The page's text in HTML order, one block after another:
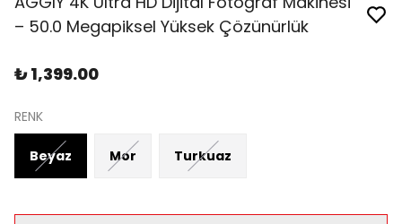
– 50.0 Megapiksel Yüksek Çözünürlük
₺ 1,399.00
RENK
Beyaz Mor Turkuaz